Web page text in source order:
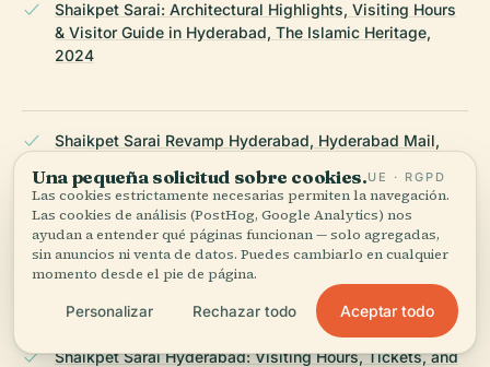
Shaikpet Sarai: Architectural Highlights, Visiting Hours
& Visitor Guide in Hyderabad, The Islamic Heritage,
2024
Shaikpet Sarai Revamp Hyderabad, Hyderabad Mail,
Telangana Govt To Restore Shaikpet Sarai In Hyderabad,
Telangana Today, 2023
Shaikpet Sarai Hyderabad: Visiting Hours, Tickets, and
Una pequeña solicitud sobre cookies.UE · RGPD
Las cookies estrictamente necesarias permiten la navegación.
Las cookies de análisis (PostHog, Google Analytics) nos
ayudan a entender qué páginas funcionan — solo agregadas,
sin anuncios ni venta de datos. Puedes cambiarlo en cualquier
momento desde el pie de página.
Personalizar Rechazar todo Aceptar todo